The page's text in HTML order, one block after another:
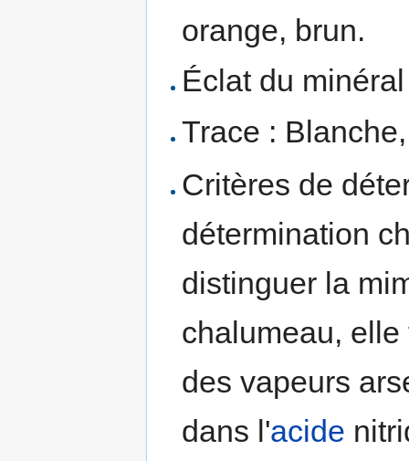
orange, brun.
Éclat du
Trace :
Critères de
détermination
distinguer la
chalumeau,
des vapeurs
dans l'acide